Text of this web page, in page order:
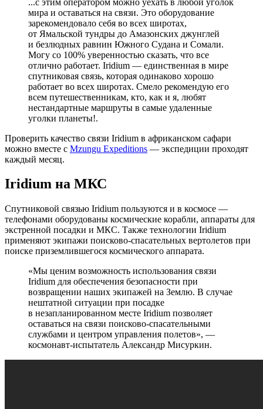
мира и оставаться на связи. Это оборудование
зарекомендовало себя во всех широтах,
от Ямальской тундры до Амазонских джунглей
и безлюдных равнин Южного Судана и Сомали.
Могу со 100% уверенностью сказать, что все
отлично работает. Iridium — единственная в мире
спутниковая связь, которая одинаково хорошо
работает во всех широтах. Смело рекомендую его
всем путешественникам, кто, как и я, любят
нестандартные маршруты в самые удаленные
уголки планеты!.
Проверить качество связи Iridium в африканском сафари
можно вместе с Mzungu Expeditions — экспедиции проходят
каждый месяц.
Iridium на МКС
Спутниковой связью Iridium пользуются и в космосе —
телефонами оборудованы космические корабли, аппараты для
экстренной посадки и МКС. Также технологии Iridium
применяют экипажи поисково-спасательных вертолетов при
поиске приземлившегося космического аппарата.
«Мы ценим возможность использования связи
Iridium для обеспечения безопасности при
возвращении наших экипажей на Землю. В случае
нештатной ситуации при посадке
в незапланированном месте Iridium позволяет
оставаться на связи поисково-спасательными
службами и центром управления полетов», —
космонавт-испытатель Александр Мисуркин.